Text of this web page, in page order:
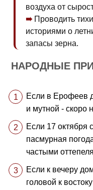
воздуха от
Проводить
историями о
запасы зерна.
НАРОДНЫЕ
Если в Ерофеев
и мутной - скоро
Если 17 октября
пасмурная
частыми
Если к вечеру
головой к